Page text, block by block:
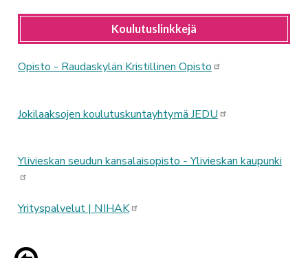
Koulutuslinkkejä
Opisto - Raudaskylän Kristillinen Opisto
Jokilaaksojen koulutuskuntayhtymä JEDU
Ylivieskan seudun kansalaisopisto - Ylivieskan kaupunki
Yrityspalvelut | NIHAK